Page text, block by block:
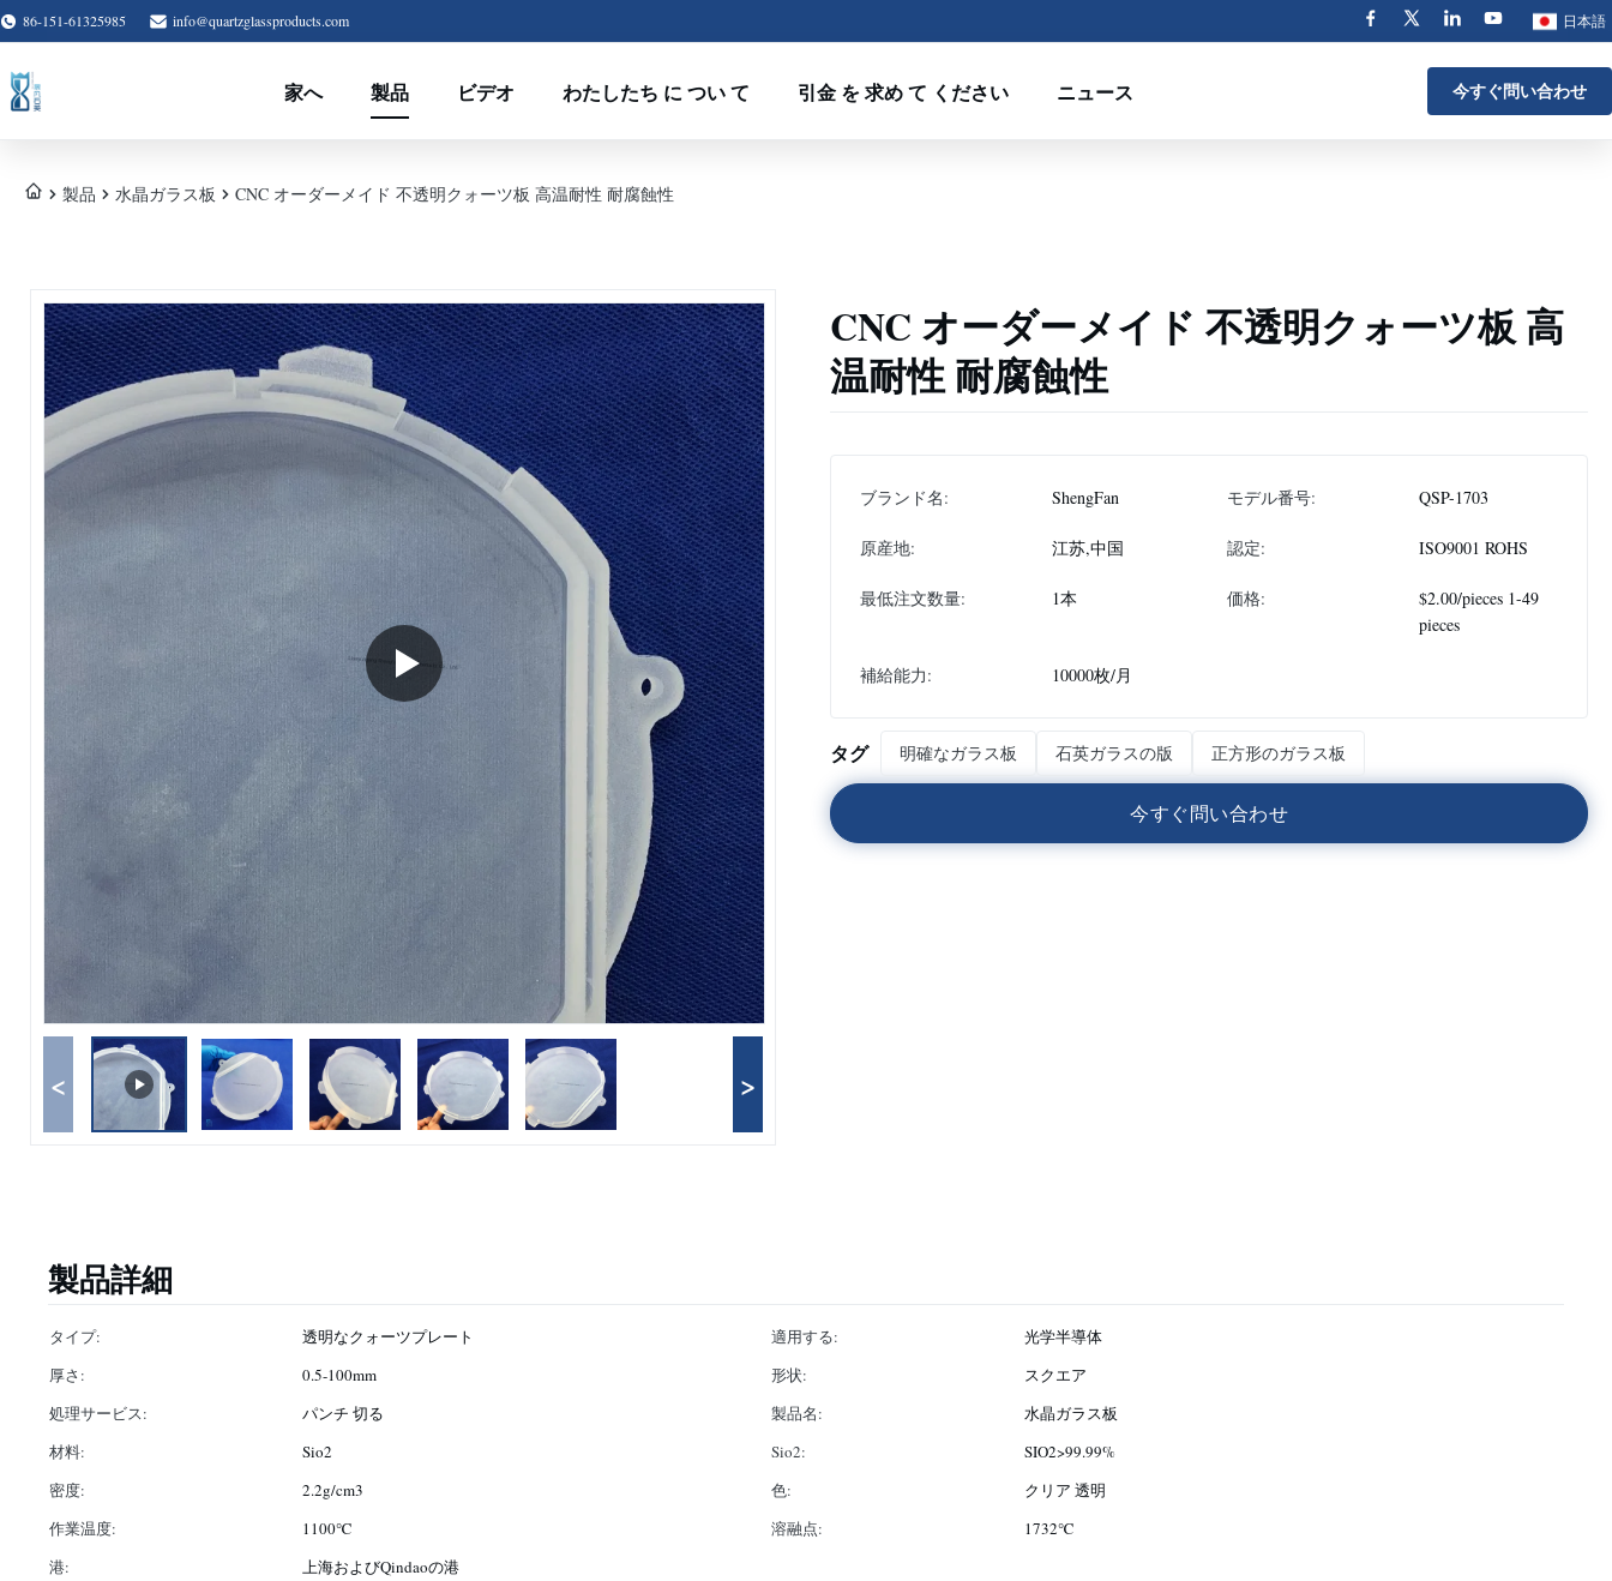
86-151-61325985 info@quartzglassproducts.com 日本語
家へ 製品 ビデオ わたしたち に つい て 引金 を 求め て ください ニュース 今すぐ問い合わせ
製品 水晶ガラス板 CNC オーダーメイド 不透明クォーツ板 高温耐性 耐腐蝕性
< >
CNC オーダーメイド 不透明クォーツ板 高
温耐性 耐腐蝕性
ブランド名: ShengFan モデル番号: QSP-1703
原産地: 江苏,中国 認定: ISO9001 ROHS
最低注文数量: 1本 価格:
$2.00/pieces 1-49
pieces
補給能力: 10000枚/月
タグ 明確なガラス板 石英ガラスの版 正方形のガラス板
今すぐ問い合わせ
製品詳細
タイプ: 透明なクォーツプレート 適用する:
光学半導体
厚さ:
0.5-100mm 形状:
スクエア
処理サービス:
パンチ 切る 製品名:
水晶ガラス板
材料:
Sio2 Sio2:
SIO2>99.99%
密度:
2.2g/cm3 色:
クリア 透明
作業温度:
1100℃ 溶融点:
1732℃
港:
上海およびQindaoの港